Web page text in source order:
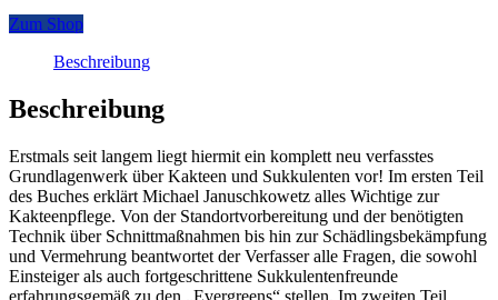
Zum Shop
Beschreibung
Beschreibung
Erstmals seit langem liegt hiermit ein komplett neu verfasstes
Grundlagenwerk über Kakteen und Sukkulenten vor! Im ersten Teil
des Buches erklärt Michael Januschkowetz alles Wichtige zur
Kakteenpflege. Von der Standortvorbereitung und der benötigten
Technik über Schnittmaßnahmen bis hin zur Schädlingsbekämpfung
und Vermehrung beantwortet der Verfasser alle Fragen, die sowohl
Einsteiger als auch fortgeschrittene Sukkulentenfreunde
erfahrungsgemäß zu den „Evergreens“ stellen. Im zweiten Teil